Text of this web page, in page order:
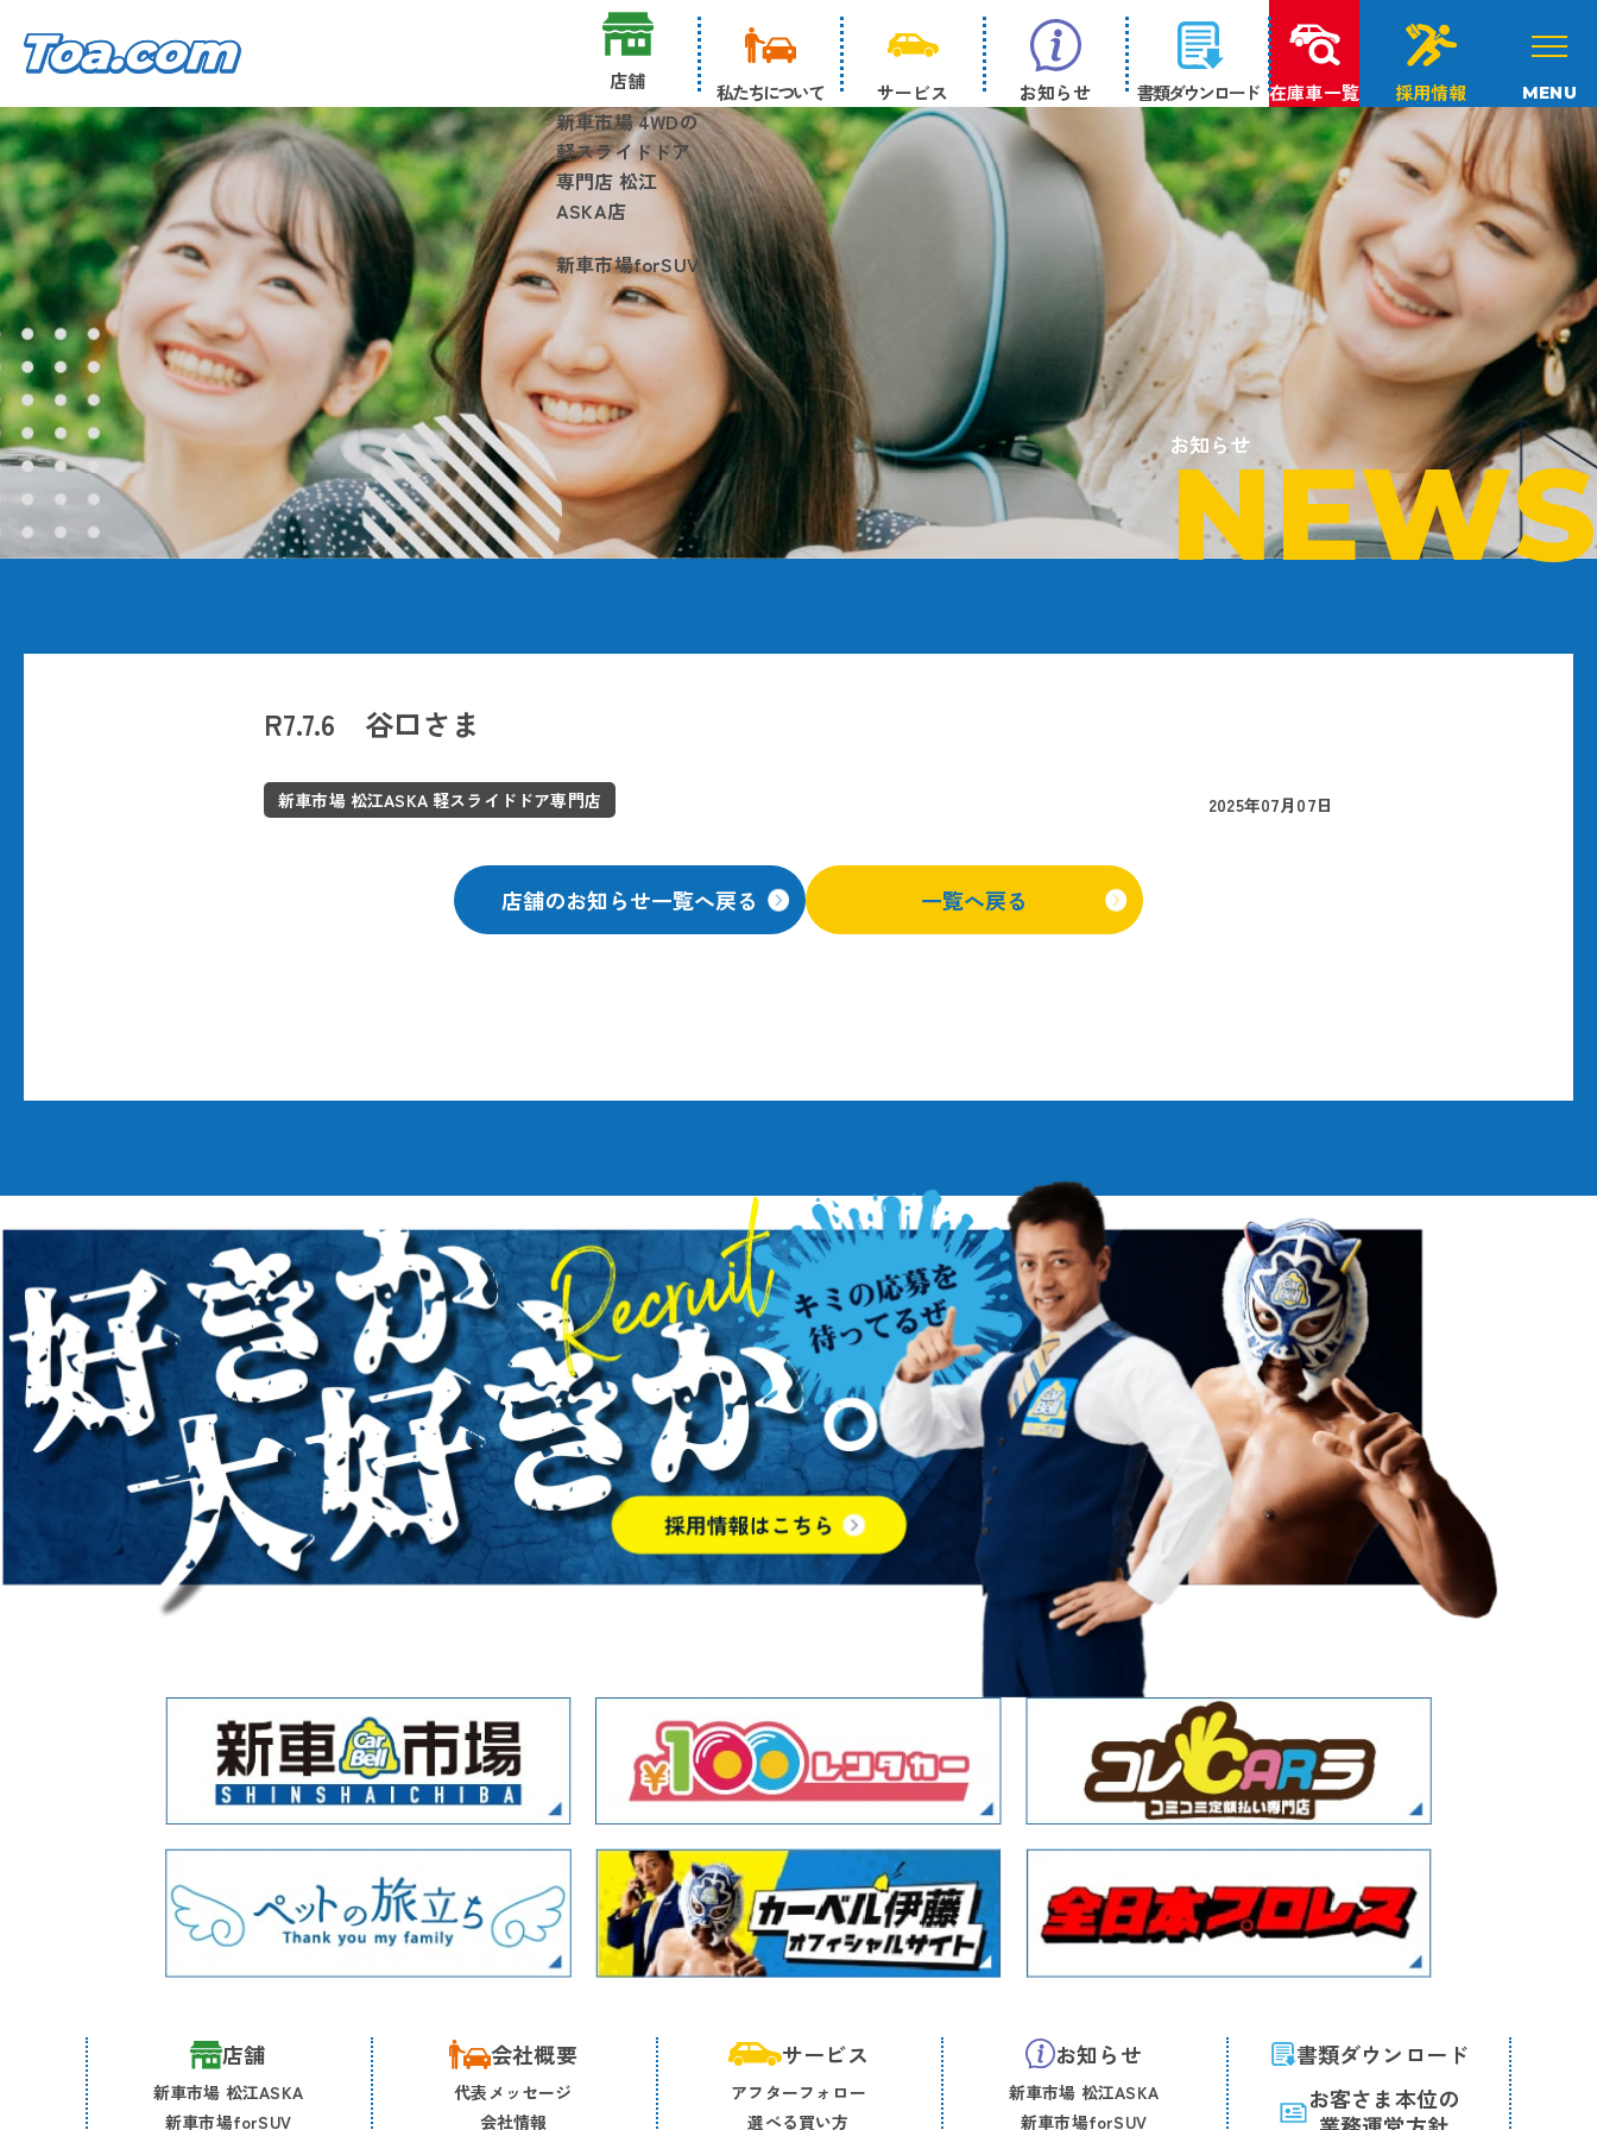
店舗
新車市場 4WDの
軽スライドドア
専門店 松江
ASKA店
新車市場forSUV
私たちについて サービス お知らせ 書類ダウンロード 在庫車一覧 採用情報 MENU
お知らせ
NEWS
R7.7.6 谷口さま
新車市場 松江ASKA 軽スライドドア専門店 2025年07月07日
店舗のお知らせ一覧へ戻る 一覧へ戻る
店舗
新車市場 松江ASKA
新車市場forSUV
会社概要
代表メッセージ
会社情報
サービス
アフターフォロー
選べる買い方
お知らせ
新車市場 松江ASKA
新車市場forSUV
書類ダウンロード
お客さま本位の